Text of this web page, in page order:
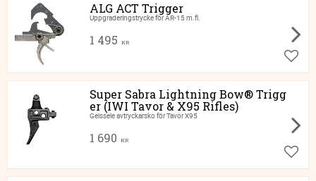
ALG ACT Trigger
Uppgraderingstrycke för AR-15 m.fl.
1 495 KR
Lägg
Super Sabra Lightning Bow® Trigg
er (IWI Tavor & X95 Rifles)
Geissele avtryckarsko för Tavor X95
1 690 KR
Lägg